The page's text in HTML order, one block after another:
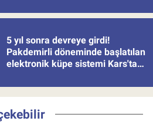
5 yıl sonra devreye girdi!
Pakdemirli döneminde başlatılan
elektronik küpe sistemi Kars'tan